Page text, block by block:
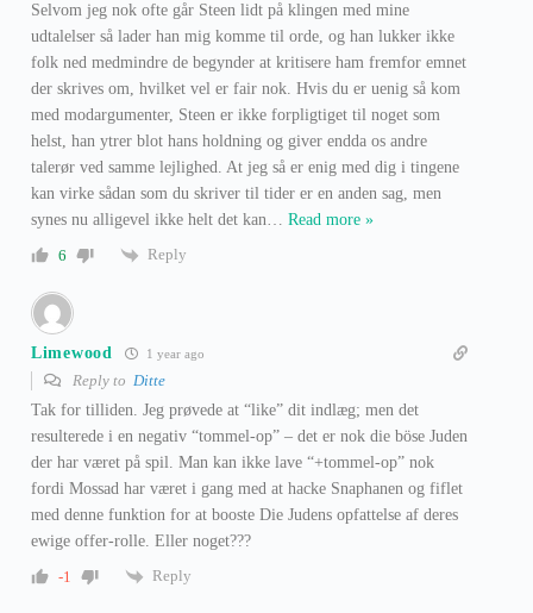
Selvom jeg nok ofte går Steen lidt på klingen med mine
udtalelser så lader han mig komme til orde, og han lukker ikke
folk ned medmindre de begynder at kritisere ham fremfor emnet
der skrives om, hvilket vel er fair nok. Hvis du er uenig så kom
med modargumenter, Steen er ikke forpligtiget til noget som
helst, han ytrer blot hans holdning og giver endda os andre
talerør ved samme lejlighed. At jeg så er enig med dig i tingene
kan virke sådan som du skriver til tider er en anden sag, men
synes nu alligevel ikke helt det kan… Read more »
6
Reply
Limewood 1 year ago
Reply to Ditte
Tak for tilliden. Jeg prøvede at “like” dit indlæg; men det
resulterede i en negativ “tommel-op” – det er nok die böse Juden
der har været på spil. Man kan ikke lave “+tommel-op” nok
fordi Mossad har været i gang med at hacke Snaphanen og fiflet
med denne funktion for at booste Die Judens opfattelse af deres
ewige offer-rolle. Eller noget???
-1
Reply